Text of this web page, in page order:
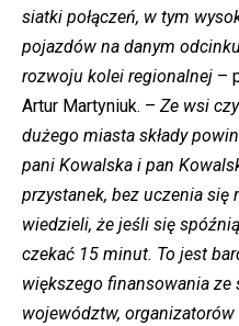
siatki połączeń, w tym
pojazdów na danym
rozwoju kolei regionalnej –
Artur Martyniuk. – Ze wsi
dużego miasta składy
pani Kowalska i pan
przystanek, bez uczenia się
wiedzieli, że jeśli się
czekać 15 minut. To jest
większego finansowania ze
województw,